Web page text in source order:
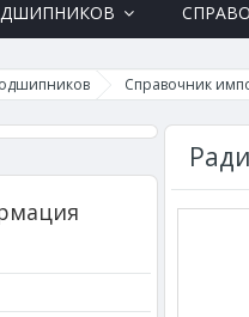
Справочник